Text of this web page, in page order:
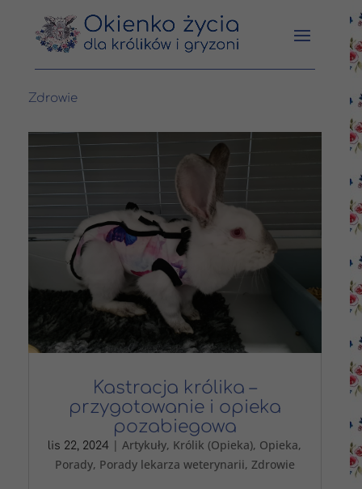
Zdrowie
Kastracja królika –
przygotowanie i opieka
pozabiegowa
lis 22, 2024 |Artykuły, Królik (Opieka), Opieka,
Porady, Porady lekarza weterynarii, Zdrowie